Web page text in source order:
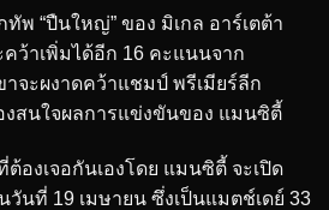
พ “ปืนใหญ่” ของ มิเกล อาร์เตต้า
ว้าเพิ่มได้อีก 16 คะแนนจาก
จะผงาดคว้าแชมป์ พรีเมียร์ลีก
สนใจผลการแข่งขันของ แมนซิตี้
องเจอกันเองโดย แมนซิตี้ จะเปิด
นที่ 19 เมษายน ซึ่งเป็นแมตช์เดย์ 33